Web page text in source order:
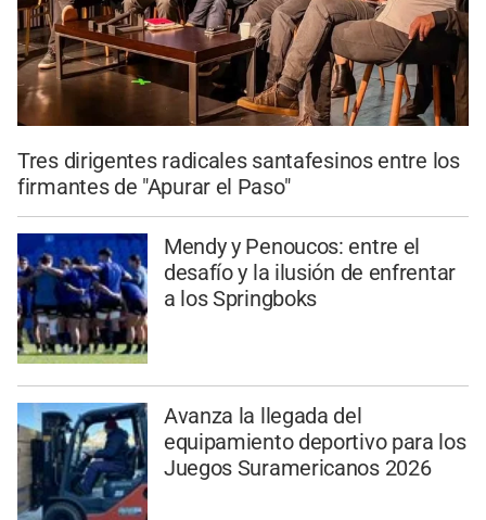
Tres dirigentes radicales santafesinos entre los
firmantes de "Apurar el Paso"
Mendy y Penoucos: entre el
desafío y la ilusión de enfrentar
a los Springboks
Avanza la llegada del
equipamiento deportivo para los
Juegos Suramericanos 2026